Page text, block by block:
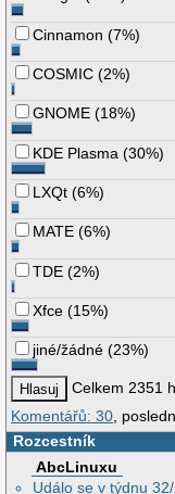
Cinnamon (7%)
COSMIC (2%)
GNOME (18%)
KDE Plasma (30%)
LXQt (6%)
MATE (6%)
TDE (2%)
Xfce (15%)
jiné/žádné (23%)
Celkem 2351
Komentářů: 30 ,
Rozcestník
AbcLinuxu
Událo se v týdnu